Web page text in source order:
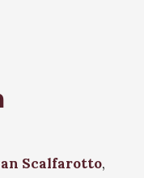
Scalfarotto,